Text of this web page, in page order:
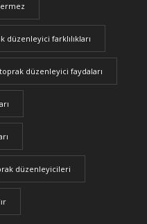
düzenleyici farklılıkları
toprak düzenleyici faydaları
düzenleyicileri